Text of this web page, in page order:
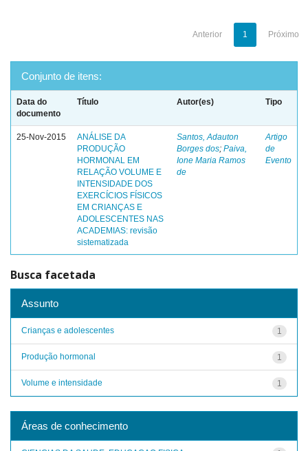
Anterior 1 Próximo
Conjunto de itens:
Data do
documento
Título Autor(es) Tipo
25-Nov-2015
ANÁLISE DA
PRODUÇÃO
HORMONAL EM
RELAÇÃO VOLUME E
INTENSIDADE DOS
EXERCÍCIOS FÍSICOS
EM CRIANÇAS E
ADOLESCENTES NAS
ACADEMIAS: revisão
sistematizada
Santos, Adauton
Borges dos; Paiva,
Ione Maria Ramos
de
Artigo
de
Evento
Busca facetada
Assunto
1
Crianças e adolescentes
1
Produção hormonal
1
Volume e intensidade
Áreas de conhecimento